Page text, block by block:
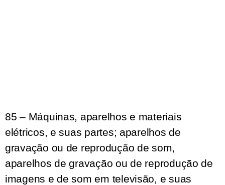
85 – Máquinas, aparelhos e materiais
elétricos, e suas partes; aparelhos de
gravação ou de reprodução de som,
aparelhos de gravação ou de reprodução de
imagens e de som em televisão, e suas